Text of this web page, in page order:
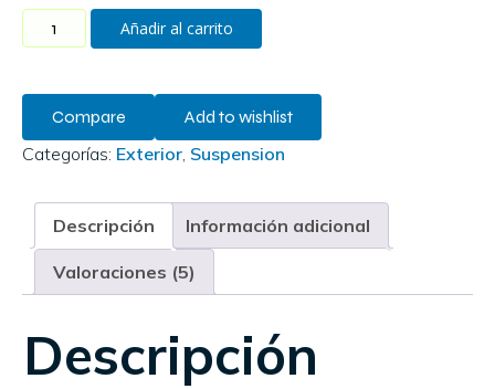
Añadir al carrito
Compare Add to wishlist
Categorías: Exterior Suspension
Descripción Información adicional
Valoraciones (5)
Descripción